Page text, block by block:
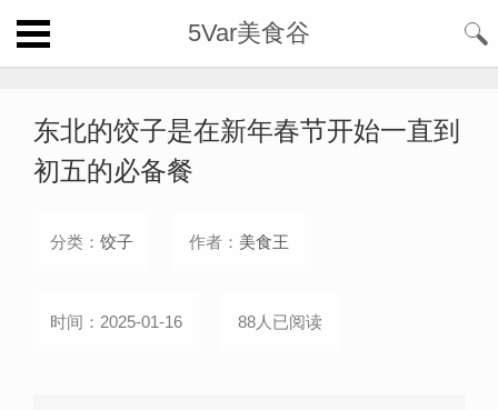
5Var美食谷
东北的饺子是在新年春节开始一直到
初五的必备餐
分类： 饺子 作者： 美食王
时间：2025-01-16 88人已阅读